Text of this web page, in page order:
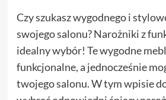
Czy szukasz wygodnego i
swojego salonu? Narożniki z
idealny wybór! Te wygodne
funkcjonalne, a jednocześnie
twojego salonu. W tym wpisie